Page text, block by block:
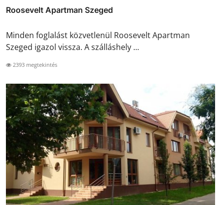
Roosevelt Apartman Szeged
Minden foglalást közvetlenül Roosevelt Apartman
Szeged igazol vissza. A szálláshely ...
2393 megtekintés